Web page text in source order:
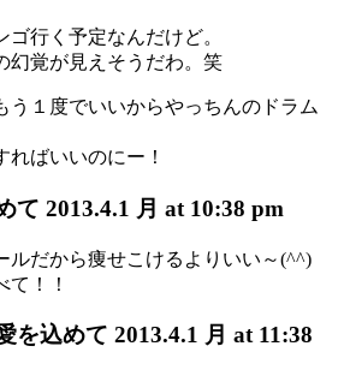
行く予定なんだけど。
幻覚が見えそうだわ。笑
う１度でいいからやっちんのドラム
ばいいのにー！
て 2013.4.1 月 at 10:38 pm
ルだから痩せこけるよりいい～(^^)
て！！
を込めて 2013.4.1 月 at 11:38